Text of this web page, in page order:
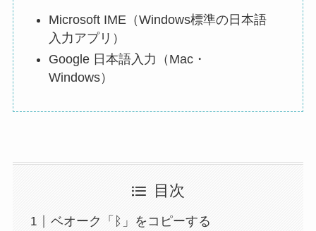
Microsoft IME（Windows標準の日本語
入力アプリ）
Google 日本語入力（Mac・
Windows）
目次
ベオーク「ᛒ」をコピーする